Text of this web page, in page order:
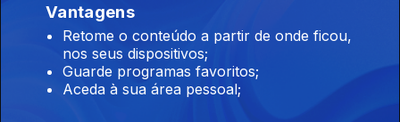
Vantagens
Retome o conteúdo a partir de onde ficou,
nos seus dispositivos;
Guarde programas favoritos;
Aceda à sua área pessoal;